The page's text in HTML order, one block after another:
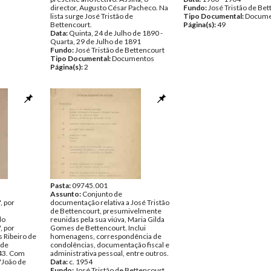
director, Augusto César Pacheco. Na
lista surge José Tristão de
Bettencourt.
Data: Quinta, 24 de Julho de 1890 -
Quarta, 29 de Julho de 1891
Fundo:José Tristão de Bettencourt
Tipo Documental:Documentos
Página(s):2
Fundo:José Tristão de
Tipo Documental:
Página(s):49
por
por
Ribeiro de
Com
de
Pasta:09745.001
Assunto: Conjunto de
documentação relativa a José Tristão
de Bettencourt, presumivelmente
reunidas pela sua viúva, Maria Gilda
Gomes de Bettencourt. Inclui
homenagens, correspondência de
condolências, documentação fiscal e
administrativa pessoal, entre outros.
Data: c. 1954